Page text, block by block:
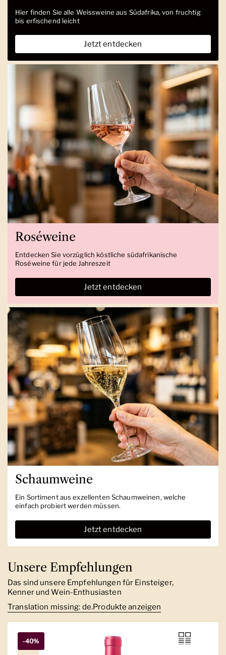
Hier finden Sie alle Weissweine aus Südafrika, von fruchtig
bis erfischend leicht
Jetzt entdecken
Roséweine
Entdecken Sie vorzüglich köstliche südafrikanische
Roséweine für jede Jahreszeit
Jetzt entdecken
Schaumweine
Ein Sortiment aus exzellenten Schaumweinen, welche
einfach probiert werden müssen.
Jetzt entdecken
Unsere Empfehlungen
Das sind unsere Empfehlungen für Einsteiger,
Kenner und Wein-Enthusiasten
Translation missing: de.Produkte anzeigen
-40%